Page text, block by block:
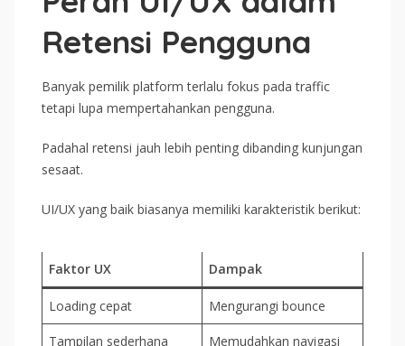
Retensi Pengguna
Banyak pemilik platform terlalu fokus pada traffic
tetapi lupa mempertahankan pengguna.
Padahal retensi jauh lebih penting dibanding kunjungan
sesaat.
UI/UX yang baik biasanya memiliki karakteristik berikut:
Faktor UX Dampak
Loading cepat Mengurangi bounce
Tampilan sederhana Memudahkan navigasi